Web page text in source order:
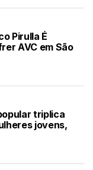
Pirulla É
AVC em São
triplica
jovens,